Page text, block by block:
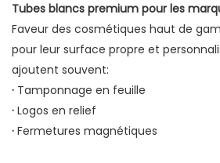
Tubes blancs premium pour les
Faveur des cosmétiques haut de
pour leur surface propre et
ajoutent souvent:
· Tamponnage en feuille
· Logos en relief
· Fermetures magnétiques